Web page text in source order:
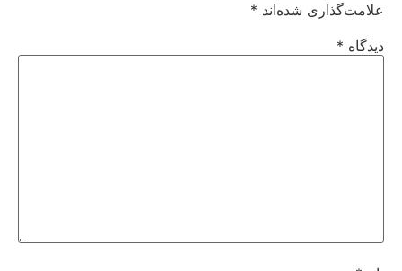
علامت‌گذاری شده‌اند *
دیدگاه *